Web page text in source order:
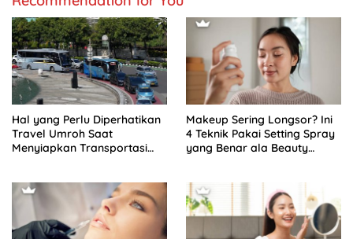
Hal yang Perlu Diperhatikan
Travel Umroh Saat
Menyiapkan Transportasi
Makeup Sering Longsor? Ini
4 Teknik Pakai Setting Spray
yang Benar ala Beauty